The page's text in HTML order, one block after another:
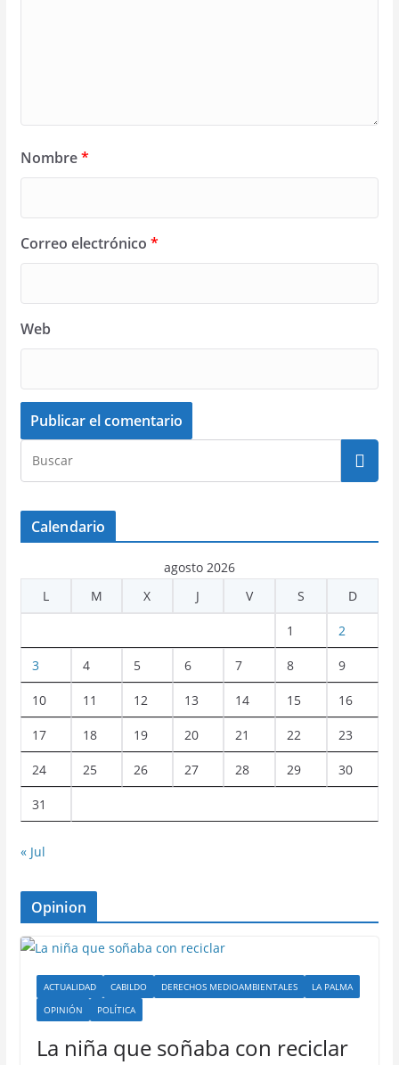
Nombre*
Correo electrónico *
Web
Calendario
agosto 2026
L
M X J V S D
1 2
3 4 5 6 7 8 9
10 11 12 13 14 15 16
17 18 19 20 21 22 23
24 25 26 27 28 29 30
31
« Jul
Opinion
ACTUALIDAD CABILDO DERECHOS MEDIOAMBIENTALES
LA PALMA
OPINIÓN
POLÍTICA
La niña que soñaba con reciclar